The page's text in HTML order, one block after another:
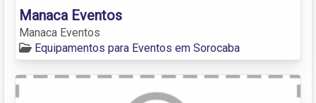
Manaca Eventos
Manaca Eventos
Equipamentos para Eventos em Sorocaba